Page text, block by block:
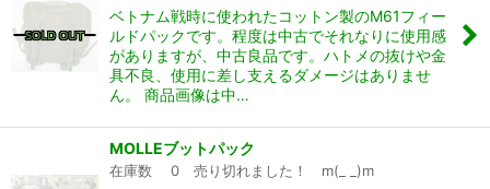
ベトナム戦時に使われたコットン製のM61フィー
ルドパックです。程度は中古でそれなりに使用感
がありますが、中古良品です。ハトメの抜けや金
具不良、使用に差し支えるダメージはありませ
ん。 商品画像は中…
MOLLEブットパック
在庫数 0 売り切れました！ m(_ _)m